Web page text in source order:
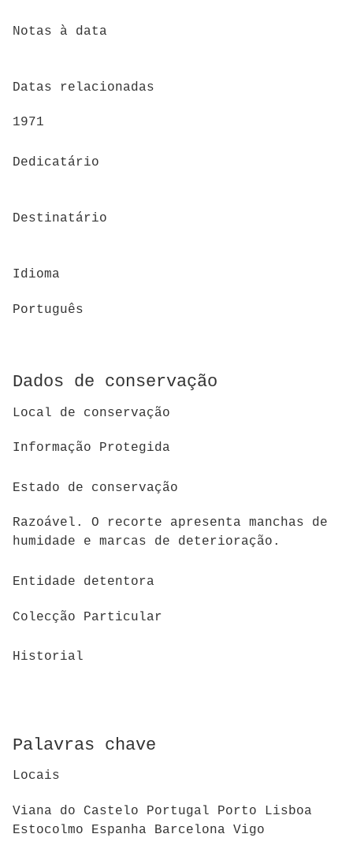
Notas à data
Datas relacionadas
1971
Dedicatário
Destinatário
Idioma
Português
Dados de conservação
Local de conservação
Informação Protegida
Estado de conservação
Razoável. O recorte apresenta manchas de
humidade e marcas de deterioração.
Entidade detentora
Colecção Particular
Historial
Palavras chave
Locais
Viana do Castelo Portugal Porto Lisboa
Estocolmo Espanha Barcelona Vigo